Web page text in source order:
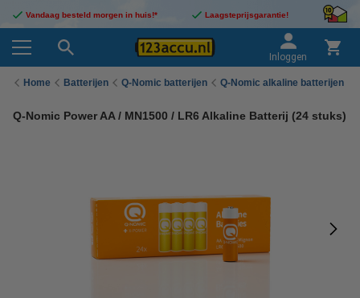
Vandaag besteld morgen in huis!* Laagsteprijsgarantie!
Inloggen
Home Batterijen Q-Nomic batterijen Q-Nomic alkaline batterijen
Q-Nomic Power AA / MN1500 / LR6 Alkaline Batterij (24 stuks)